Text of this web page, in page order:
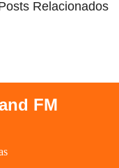
Relacionados
FM